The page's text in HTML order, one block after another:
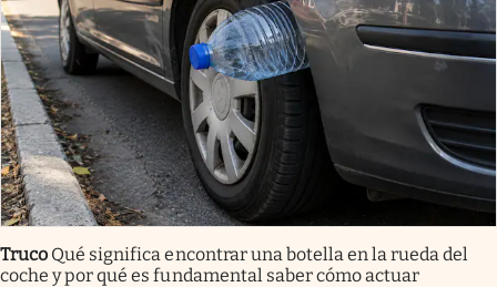
Truco Qué significa encontrar una botella en la rueda del
coche y por qué es fundamental saber cómo actuar